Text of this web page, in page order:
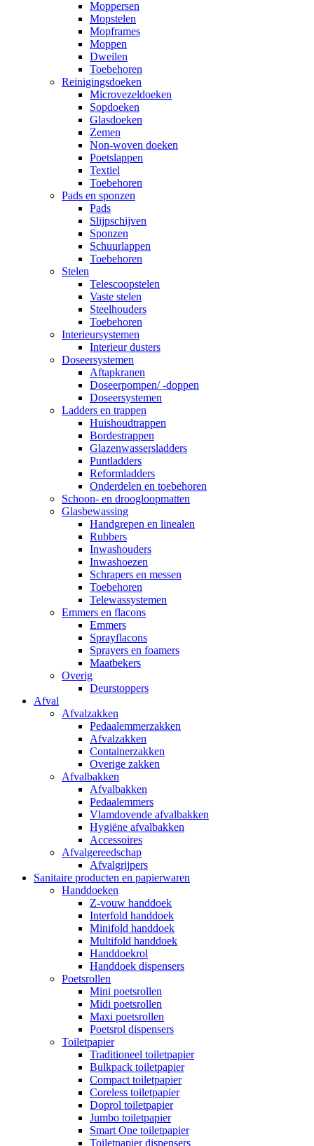
Moppersen
Mopstelen
Mopframes
Moppen
Dweilen
Toebehoren
Reinigingsdoeken
Microvezeldoeken
Sopdoeken
Glasdoeken
Zemen
Non-woven doeken
Poetslappen
Textiel
Toebehoren
Pads en sponzen
Pads
Slijpschijven
Sponzen
Schuurlappen
Toebehoren
Stelen
Telescoopstelen
Vaste stelen
Steelhouders
Toebehoren
Interieursystemen
Interieur dusters
Doseersystemen
Aftapkranen
Doseerpompen/ -doppen
Doseersystemen
Ladders en trappen
Huishoudtrappen
Bordestrappen
Glazenwassersladders
Puntladders
Reformladders
Onderdelen en toebehoren
Schoon- en droogloopmatten
Glasbewassing
Handgrepen en linealen
Rubbers
Inwashouders
Inwashoezen
Schrapers en messen
Toebehoren
Telewassystemen
Emmers en flacons
Emmers
Sprayflacons
Sprayers en foamers
Maatbekers
Overig
Deurstoppers
Afval
Afvalzakken
Pedaalemmerzakken
Afvalzakken
Containerzakken
Overige zakken
Afvalbakken
Afvalbakken
Pedaalemmers
Vlamdovende afvalbakken
Hygiëne afvalbakken
Accessoires
Afvalgereedschap
Afvalgrijpers
Sanitaire producten en papierwaren
Handdoeken
Z-vouw handdoek
Interfold handdoek
Minifold handdoek
Multifold handdoek
Handdoekrol
Handdoek dispensers
Poetsrollen
Mini poetsrollen
Midi poetsrollen
Maxi poetsrollen
Poetsrol dispensers
Toiletpapier
Traditioneel toiletpapier
Bulkpack toiletpapier
Compact toiletpapier
Coreless toiletpapier
Doprol toiletpapier
Jumbo toiletpapier
Smart One toiletpapier
Toiletpapier dispensers